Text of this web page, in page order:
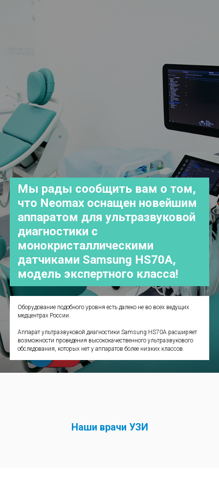
Мы рады сообщить вам о том,
что Neomax оснащен новейшим
аппаратом для ультразвуковой
диагностики с
монокристаллическими
датчиками Samsung HS70A,
модель экспертного класса!
Оборудование подобного уровня есть далеко не во всех ведущих
медцентрах России.
Аппарат ультразвуковой диагностики Samsung HS70A расширяет
возможности проведения высококачественного ультразвукового
обследования, которых нет у аппаратов более низких классов.
Наши врачи УЗИ